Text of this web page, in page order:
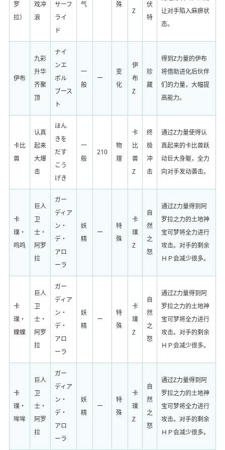
罗
拉）
戏冲
浪
サーフ
ライ
ド
气
殊
Z
伏
特
让对手陷入麻痹状
态。
伊布
九彩
升华
齐聚
顶
ナイ
ンエ
ボル
ブース
ト
一
般
ー
变
化
伊
布
Z
珍
藏
得到Z力量的伊布
将借助进化后伙伴
们的力量，大幅提
高能力。
卡比
兽
认真
起来
大爆
击
ほん
きを
だす
こう
げき
一
般
210
物
理
卡
比
兽
Z
终
极
冲
击
通过Z力量使得认
真起来的卡比兽跃
动巨大身躯，全力
向对手发动袭击。
卡
璞・
鸣鸣
巨人
卫
士・
阿罗
拉
ガー
ディア
ン・
デ・
アロ
ーラ
妖
精
ー
特
殊
卡
璞
Z
自
然
之
怒
通过Z力量得到阿
罗拉之力的土地神
宝可梦将全力进行
攻击。对手的剩余
ＨＰ会减少很多。
卡
璞・
蝶蝶
巨人
卫
士・
阿罗
拉
ガー
ディア
ン・
デ・
アロ
ーラ
妖
精
ー
特
殊
卡
璞
Z
自
然
之
怒
通过Z力量得到阿
罗拉之力的土地神
宝可梦将全力进行
攻击。对手的剩余
ＨＰ会减少很多。
卡
璞・
哞哞
巨人
卫
士・
阿罗
拉
ガー
ディア
ン・
デ・
アロ
ーラ
妖
精
ー
特
殊
卡
璞
Z
自
然
之
怒
通过Z力量得到阿
罗拉之力的土地神
宝可梦将全力进行
攻击。对手的剩余
ＨＰ会减少很多。